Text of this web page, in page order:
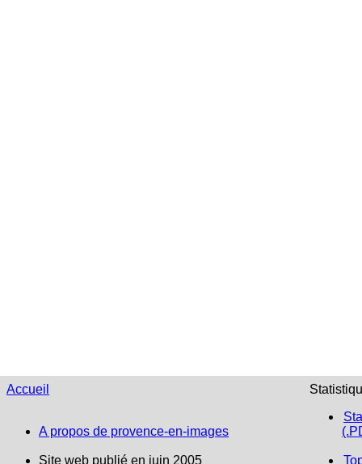
Accueil
A propos de provence-en-images
Site web publié en juin 2005